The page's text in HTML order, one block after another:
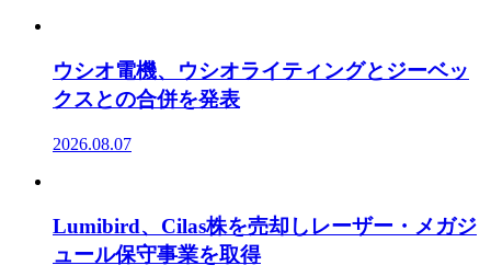
ウシオ電機、ウシオライティングとジーベッ
クスとの合併を発表
2026.08.07
Lumibird、Cilas株を売却しレーザー・メガジ
ュール保守事業を取得